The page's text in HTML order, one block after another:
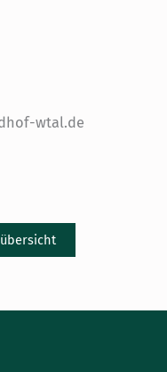
wtal.de